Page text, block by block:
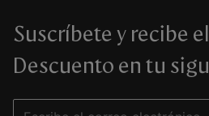
Suscríbete y recibe
Descuento en tu